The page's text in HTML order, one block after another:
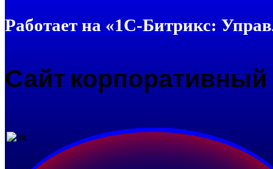
Работает на «1С-Битрикс:
Сайт корпоративный